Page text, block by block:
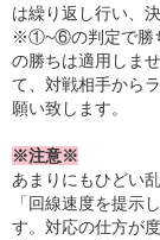
は繰り返し行い、
※①~⑥の判定で勝
の勝ちは適用しま
て、対戦相手から
願い致します。
※注意※
あまりにもひどい
「回線速度を提示
す。対応の仕方が